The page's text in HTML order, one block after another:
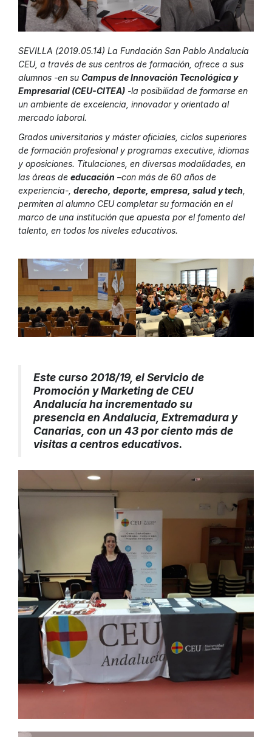
SEVILLA (2019.05.14) La Fundación San Pablo Andalucía
CEU, a través de sus centros de formación, ofrece a sus
alumnos -en su Campus de Innovación Tecnológica y
Empresarial (CEU-CITEA) -la posibilidad de formarse en
un ambiente de excelencia, innovador y orientado al
mercado laboral.
Grados universitarios y máster oficiales, ciclos superiores
de formación profesional y programas executive, idiomas
y oposiciones. Titulaciones, en diversas modalidades, en
las áreas de educación –con más de 60 años de
experiencia-, derecho, deporte, empresa, salud y tech
permiten al alumno CEU completar su formación en el
marco de una institución que apuesta por el fomento del
talento, en todos los niveles educativos.
Este curso 2018/19, el Servicio de
Promoción y Marketing de CEU
Andalucía ha incrementado su
presencia en Andalucía, Extremadura y
Canarias, con un 43 por ciento más de
visitas a centros educativos.